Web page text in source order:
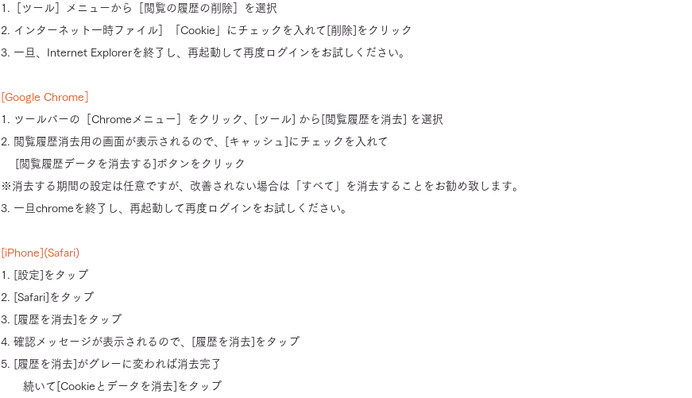
1.［ツール］メニューから［閲覧の履歴の削除］を選択
2. インターネット一時ファイル］「Cookie」にチェックを入れて[削除]をクリック
3. 一旦、Internet Explorerを終了し、再起動して再度ログインをお試しください。
[Google Chrome］
1. ツールバーの［Chromeメニュー］をクリック、[ツール] から[閲覧履歴を消去] を選択
2. 閲覧履歴消去用の画面が表示されるので、[キャッシュ]にチェックを入れて
[閲覧履歴データを消去する]ボタンをクリック
※消去する期間の設定は任意ですが、改善されない場合は「すべて」を消去することをお勧め致します。
3. 一旦chromeを終了し、再起動して再度ログインをお試しください。
[iPhone](Safari)
1. [設定]をタップ
2. [Safari]をタップ
3. [履歴を消去]をタップ
4. 確認メッセージが表示されるので、[履歴を消去]をタップ
5. [履歴を消去]がグレーに変われば消去完了
続いて[Cookieとデータを消去]をタップ